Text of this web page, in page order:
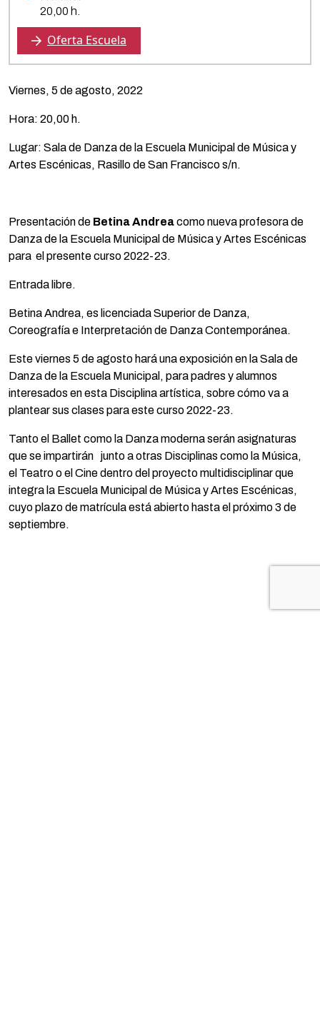
20,00 h.
Oferta Escuela
Viernes, 5 de agosto, 2022
Hora: 20,00 h.
Lugar: Sala de Danza de la Escuela Municipal de Música y
Artes Escénicas, Rasillo de San Francisco s/n.
Presentación de Betina Andreacomo nueva profesora de
Danza de la Escuela Municipal de Música y Artes Escénicas
para el presente curso 2022-23.
Entrada libre.
Betina Andrea, es licenciada Superior de Danza,
Coreografía e Interpretación de Danza Contemporánea.
Este viernes 5 de agosto hará una exposición en la Sala de
Danza de la Escuela Municipal, para padres y alumnos
interesados en esta Disciplina artística, sobre cómo va a
plantear sus clases para este curso 2022-23.
Tanto el Ballet como la Danza moderna serán asignaturas
que se impartirán junto a otras Disciplinas como la Música,
el Teatro o el Cine dentro del proyecto multidisciplinar que
integra la Escuela Municipal de Música y Artes Escénicas,
cuyo plazo de matrícula está abierto hasta el próximo 3 de
septiembre.